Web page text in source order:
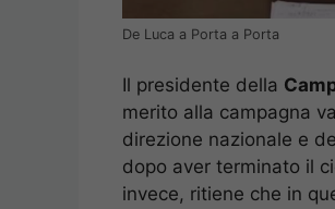
De Luca a Porta a Porta
Il presidente della
merito alla campagna
direzione nazionale e
dopo aver terminato il
invece, ritiene che in